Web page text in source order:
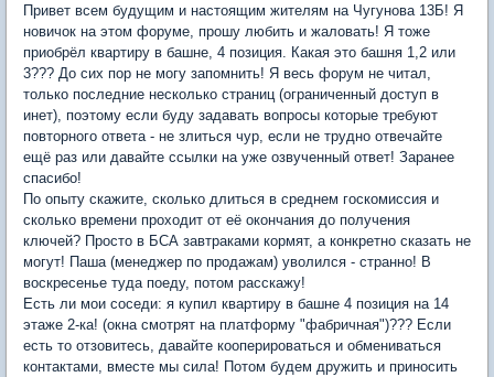
Привет всем будущим и настоящим жителям на Чугунова 13Б! Я
новичок на этом форуме, прошу любить и жаловать! Я тоже
приобрёл квартиру в башне, 4 позиция. Какая это башня 1,2 или
3??? До сих пор не могу запомнить! Я весь форум не читал,
только последние несколько страниц (ограниченный доступ в
инет), поэтому если буду задавать вопросы которые требуют
повторного ответа - не злиться чур, если не трудно отвечайте
ещё раз или давайте ссылки на уже озвученный ответ! Заранее
спасибо!
По опыту скажите, сколько длиться в среднем госкомиссия и
сколько времени проходит от её окончания до получения
ключей? Просто в БСА завтраками кормят, а конкретно сказать не
могут! Паша (менеджер по продажам) уволился - странно! В
воскресенье туда поеду, потом расскажу!
Есть ли мои соседи: я купил квартиру в башне 4 позиция на 14
этаже 2-ка! (окна смотрят на платформу "фабричная")??? Если
есть то отзовитесь, давайте кооперироваться и обмениваться
контактами, вместе мы сила! Потом будем дружить и приносить